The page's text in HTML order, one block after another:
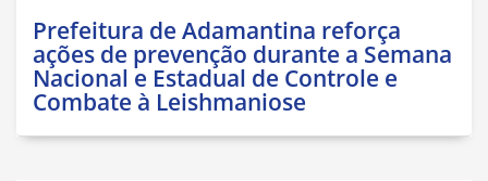
Prefeitura de Adamantina reforça
ações de prevenção durante a Semana
Nacional e Estadual de Controle e
Combate à Leishmaniose